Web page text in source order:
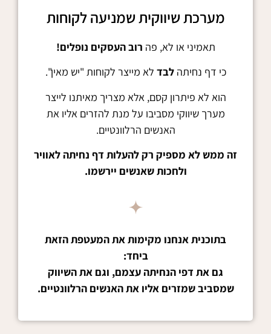
מערכת שיווקית שמניעה לקוחות
תאמיני או לא, פה רוב העסקים נופלים!
כי דף נחיתהלבד לא מייצר לקוחות "יש מאין".
הוא לא פיתרון קסם, אלא מצריך מאיתנו לייצר
מערך שיווקי מסביבו על מנת להזרים אליו את
האנשים הרלוונטיים.
זה ממש לא מספיק רק להעלות דף נחיתה לאוויר
ולחכות שאנשים יירשמו.
בתוכנית אנחנו מקימות את המעטפת הזאת
ביחד:
גם את דפי הנחיתה עצמם, וגם את השיווק
שמסביב שמזרים אליו את האנשים הרלוונטיים.